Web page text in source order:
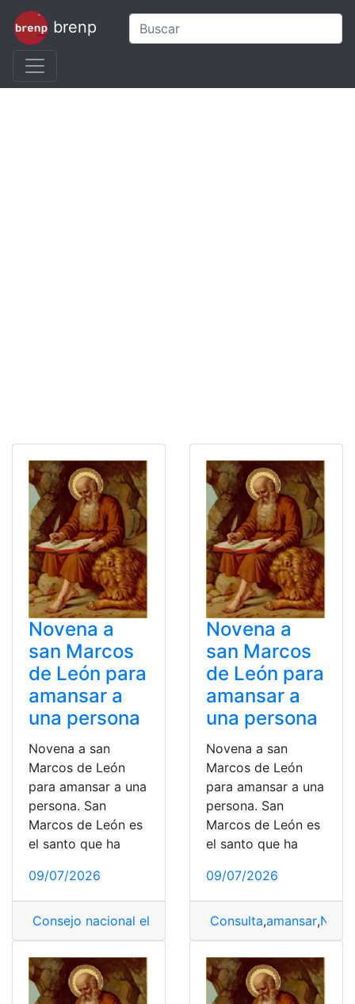
brenp
Novena a
san Marcos
de León para
amansar a
una persona
Novena a san
Marcos de León
para amansar a una
persona. San
Marcos de León es
el santo que ha
09/07/2026
Consejo nacional electoral amansar,León,marcos
Novena a
san Marcos
de León para
amansar a
una persona
Novena a san
Marcos de León
para amansar a una
persona. San
Marcos de León es
el santo que ha
09/07/2026
Consulta,amansar,